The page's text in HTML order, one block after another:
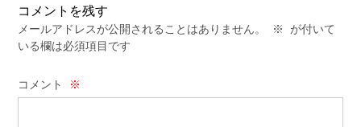
コメントを残す
メールアドレスが公開されることはありません。 ※
が付いて
いる欄は必須項目です
コメント ※